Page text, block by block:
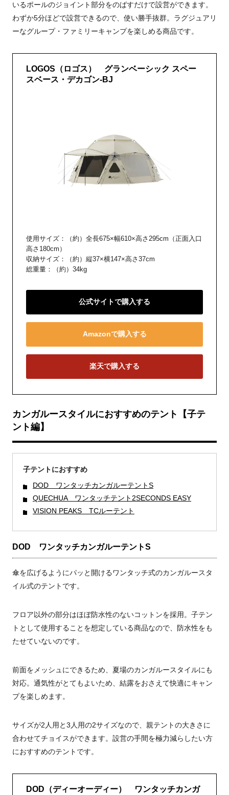
いるポールのジョイント部分をのばすだけで設営ができます。
わずか5分ほどで設営できるので、使い勝手抜群。ラグジュアリ
ーなグループ・ファミリーキャンプを楽しめる商品です。
LOGOS（ロゴス） グランベーシック スペー
スベース・デカゴン-BJ
使用サイズ：（約）全長675×幅610×高さ295cm（正面入口
高さ180cm）
収納サイズ：（約）縦37×横147×高さ37cm
総重量：（約）34kg
公式サイトで購入する
Amazonで購入する
楽天で購入する
カンガルースタイルにおすすめのテント【子テ
ント編】
子テントにおすすめ
DOD ワンタッチカンガルーテントS
QUECHUA ワンタッチテント2SECONDS EASY
VISION PEAKS TCルーテント
DOD ワンタッチカンガルーテントS
傘を広げるようにパッと開けるワンタッチ式のカンガルースタ
イル式のテントです。
フロア以外の部分はほぼ防水性のないコットンを採用。子テン
トとして使用することを想定している商品なので、防水性をも
たせていないのです。
前面をメッシュにできるため、夏場のカンガルースタイルにも
対応。通気性がとてもよいため、結露をおさえて快適にキャン
プを楽しめます。
サイズが2人用と3人用の2サイズなので、親テントの大きさに
合わせてチョイスができます。設営の手間を極力減らしたい方
におすすめのテントです。
DOD（ディーオーディー） ワンタッチカンガ